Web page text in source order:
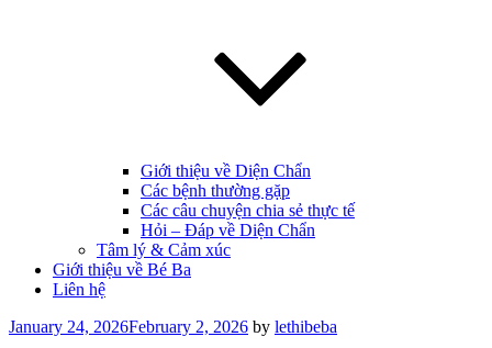
Giới thiệu về Diện Chẩn
Các bệnh thường gặp
Các câu chuyện chia sẻ thực tế
Hỏi – Đáp về Diện Chẩn
Tâm lý & Cảm xúc
Giới thiệu về Bé Ba
Liên hệ
Posted
January 24, 2026February 2, 2026 by lethibeba